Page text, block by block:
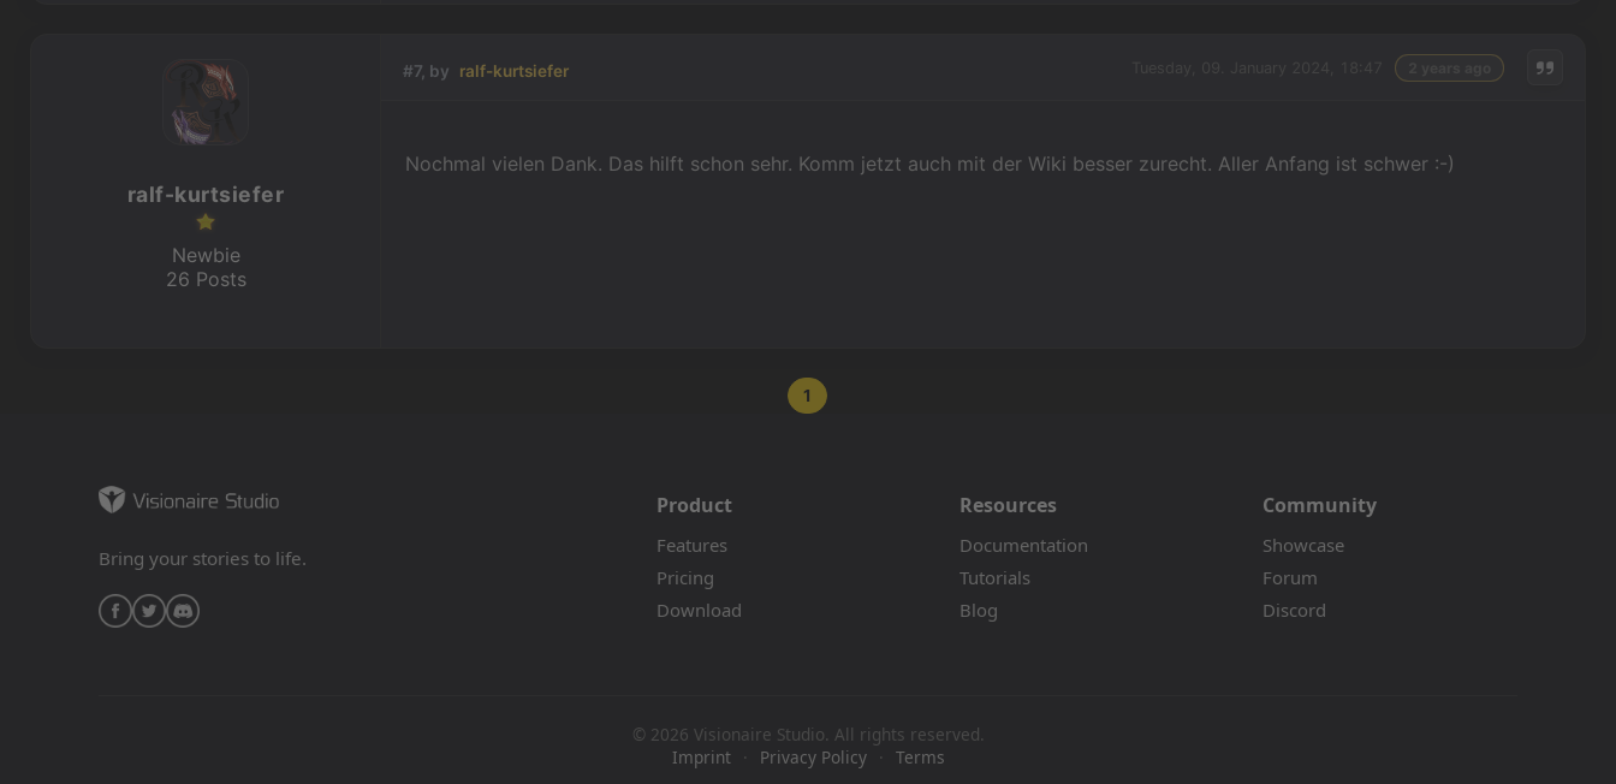
#7, by ralf-kurtsiefer
Nochmal vielen Dank. Das hilft schon sehr. Komm jetzt auch mit der Wiki besser zurecht. Aller Anfang ist schwer :-)
ralf-kurtsiefer
Newbie
26 Posts
1
Bring your stories to life.
Product
Features
Pricing
Download
Resources
Documentation
Tutorials
Blog
Community
Showcase
Forum
Discord
© 2026 Visionaire Studio. All rights reserved.
Imprint
· Privacy Policy · Terms